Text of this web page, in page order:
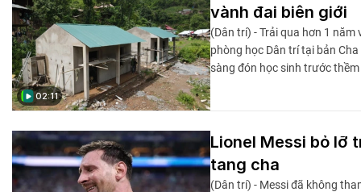
02:11
vành đai biên giới
(Dân trí) - Trải qua hơn 1
phòng học Dân trí tại bản
sàng đón học sinh trước
Lionel Messi bỏ lỡ
tang cha
(Dân trí) - Messi đã không